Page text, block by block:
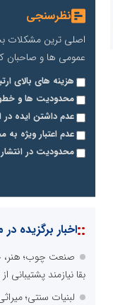
نظرسنجی
اصلی ترین مشکلات
عمومی ها و صاحبان
هزینه های بالای
محدودیت ها و
عدم داشتن ایده در
عدم اعتبار ویژه
محدودیت در
::اخبار برگزیده
صنعت چوب؛ هنر،
بقا نیازمند پشتیبانی
لبنیات سنتی؛